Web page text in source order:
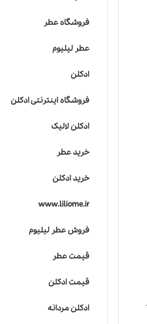
فروشگاه عطر
عطر لیلیوم
ادکلن
فروشگاه اینترنتی ادکلن
ادکلن لالیک
خرید عطر
خرید ادکلن
www.liliome.ir
فروش عطر لیلیوم
قیمت عطر
قیمت ادکلن
ادکلن مردانه